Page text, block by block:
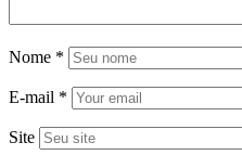
Nome *
E-mail *
Site